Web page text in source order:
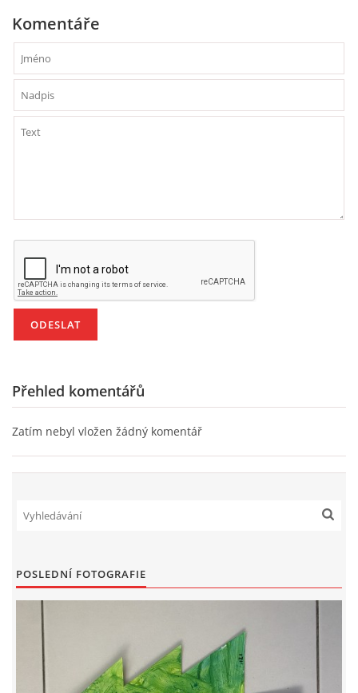
VÝTVARNÉ AKTIVITY - PODZIM
VÝTVARNÉ AKTIVITY - ZIMA
PÍSNĚ K TÉMATU JARO
BÁSNĚ K TÉMATU JARO
POHYBOVÉ AKTIVITY NA TÉMA JARO
PÍSNĚ K TÉMATU PODZIM
POHYBOVÉ AKTIVITY NA TÉMA PODZIM
PÍSNĚ K TÉMATU ZIMA
Komentáře
Přehled komentářů
Zatím nebyl vložen žádný komentář
POSLEDNÍ FOTOGRAFIE